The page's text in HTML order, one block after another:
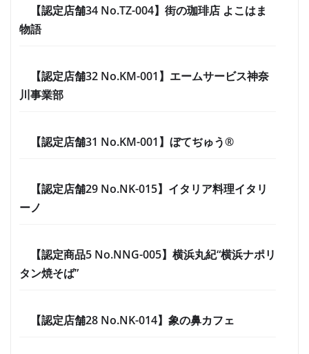
【認定店舗34 No.TZ-004】街の珈琲店 よこはま
物語
【認定店舗32 No.KM-001】エームサービス神奈
川事業部
【認定店舗31 No.KM-001】ぼてぢゅう®
【認定店舗29 No.NK-015】イタリア料理イタリ
ーノ
【認定商品5 No.NNG-005】横浜丸紀“横浜ナポリ
タン焼そば”
【認定店舗28 No.NK-014】象の鼻カフェ